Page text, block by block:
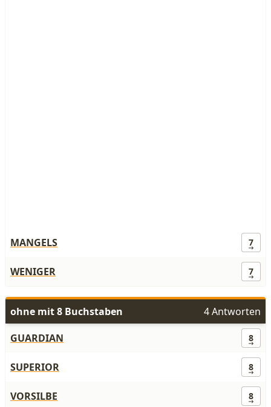
MANGELS 7
WENIGER 7
ohne mit 8 Buchstaben
4 Antworten
GUARDIAN
8
SUPERIOR 8
VORSILBE 8